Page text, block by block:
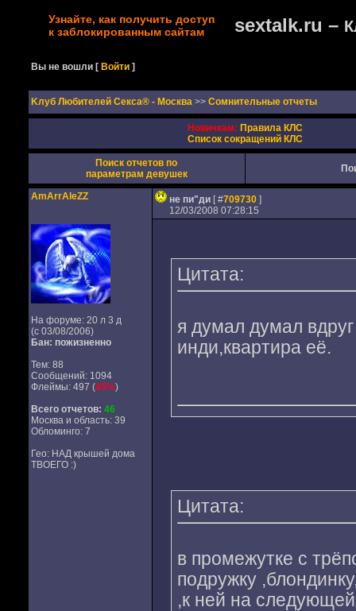
Узнайте, как получить доступ
к заблокированным сайтам
sextalk.ru –
Вы не вошли [Войти ]
Kлуб Любителей Секса® - Москва >> Сомнительные отчеты
Новичкам: Правила КЛС
Список сокращений КЛС
Поиск отчетов по
параметрам девушек
AmArrAleZZ
На форуме: 20 л 3 д
(с 03/08/2006)
Бан: пожизненно
Тем: 88
Сообщений: 1094
Флеймы: 497 (45%)
Всего отчетов: 46
Москва и область: 39
Обломинго: 7
Гео: НАД крышей дома
ТВОЕГО :)
не пи"ди [ #709730]
12/03/2008 07:28:15
Цитата:
я думал думал
инди,квартира её.
Цитата:
в промежутке с
подружку
,к ней на